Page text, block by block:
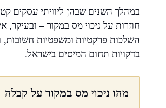
במהלך השנים שבהן ליוויתי עסקים
חוזרות על ניכוי מס במקור –
השלכות פרקטיות ומשפטיות חשובות,
בדקויות תחום המיסים בישראל.
מהו ניכוי מס במקור על קבלה